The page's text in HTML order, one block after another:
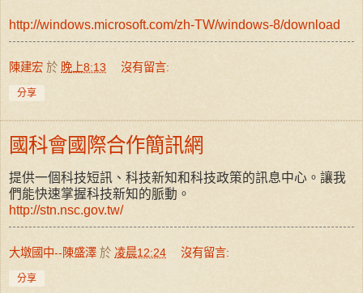
http://windows.microsoft.com/zh-TW/windows-8/download
陳建宏 於 晚上8:13 沒有留言:
分享
國科會國際合作簡訊網
提供一個科技短訊、科技新知和科技政策的訊息中心。讓我
們能快速掌握科技新知的脈動。
http://stn.nsc.gov.tw/
大墩國中--陳盛澤 於 凌晨12:24 沒有留言:
分享